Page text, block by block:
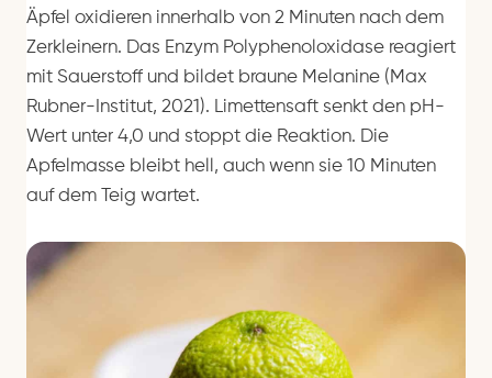
Äpfel oxidieren innerhalb von 2 Minuten nach dem
Zerkleinern. Das Enzym Polyphenoloxidase reagiert
mit Sauerstoff und bildet braune Melanine (Max
Rubner-Institut, 2021). Limettensaft senkt den pH-
Wert unter 4,0 und stoppt die Reaktion. Die
Apfelmasse bleibt hell, auch wenn sie 10 Minuten
auf dem Teig wartet.